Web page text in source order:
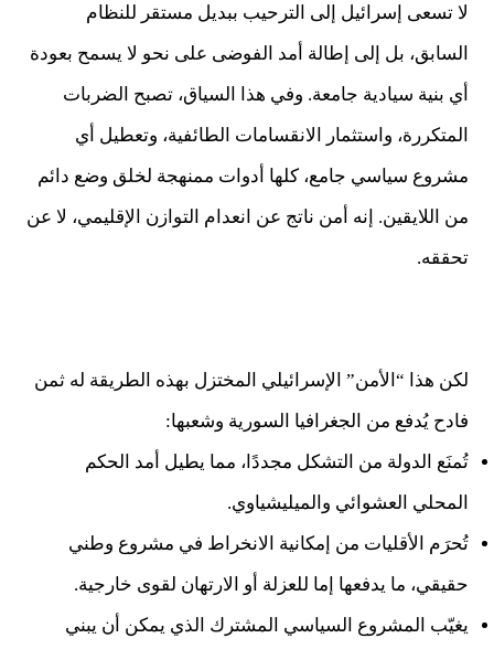
لا تسعى إسرائيل إلى الترحيب ببديل مستقر للنظام
السابق، بل إلى إطالة أمد الفوضى على نحو لا يسمح بعودة
أي بنية سيادية جامعة. وفي هذا السياق، تصبح الضربات
المتكررة، واستثمار الانقسامات الطائفية، وتعطيل أي
مشروع سياسي جامع، كلها أدوات ممنهجة لخلق وضع دائم
من اللايقين. إنه أمن ناتج عن انعدام التوازن الإقليمي، لا عن
تحققه.
لكن هذا “الأمن” الإسرائيلي المختزل بهذه الطريقة له ثمن
فادح يُدفع من الجغرافيا السورية وشعبها:
تُمنَع الدولة من التشكل مجددًا، مما يطيل أمد الحكم
المحلي العشوائي والميليشياوي.
تُحرَم الأقليات من إمكانية الانخراط في مشروع وطني
حقيقي، ما يدفعها إما للعزلة أو الارتهان لقوى خارجية.
يغيّب المشروع السياسي المشترك الذي يمكن أن يبني